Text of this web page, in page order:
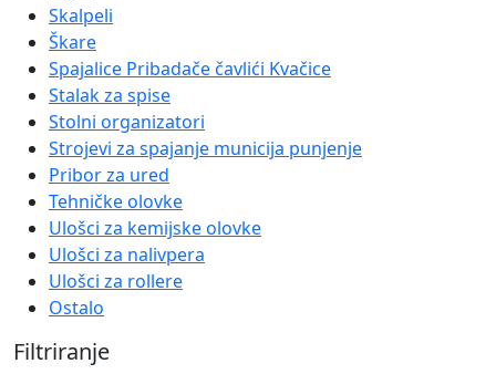
Skalpeli
Škare
Spajalice Pribadače čavlići Kvačice
Stalak za spise
Stolni organizatori
Strojevi za spajanje municija punjenje
Pribor za ured
Tehničke olovke
Ulošci za kemijske olovke
Ulošci za nalivpera
Ulošci za rollere
Ostalo
Filtriranje